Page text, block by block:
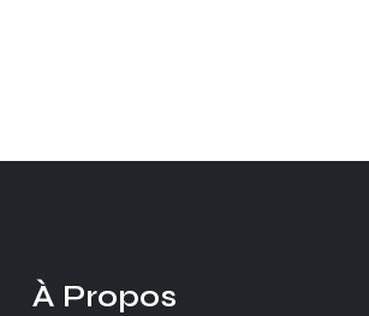
À Propos